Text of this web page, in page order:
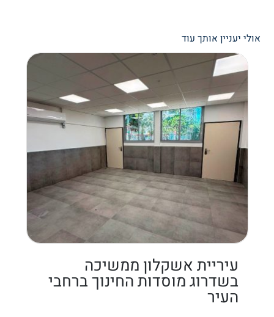
אולי יעניין אותך עוד
עיריית אשקלון ממשיכה
בשדרוג מוסדות החינוך ברחבי
העיר